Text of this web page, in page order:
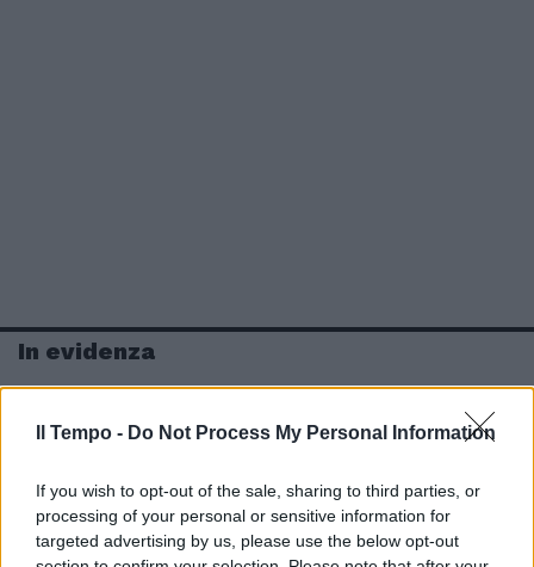
Il Tempo - Do Not Process My Personal Information
If you wish to opt-out of the sale, sharing to third parties, or
processing of your personal or sensitive information for
targeted advertising by us, please use the below opt-out
In evidenza